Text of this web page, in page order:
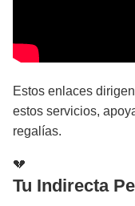
Estos enlaces
estos servicios,
regalías.
💔
Tu Indirecta